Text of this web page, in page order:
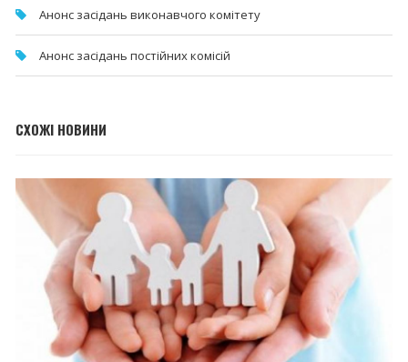
Анонс засідань виконавчого комітету
Анонс засідань постійних комісій
СХОЖІ НОВИНИ